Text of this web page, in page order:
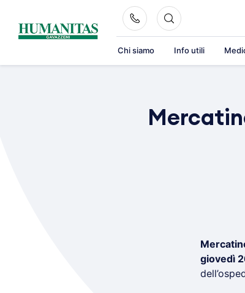
content
Chi siamo Info utili
giovedì